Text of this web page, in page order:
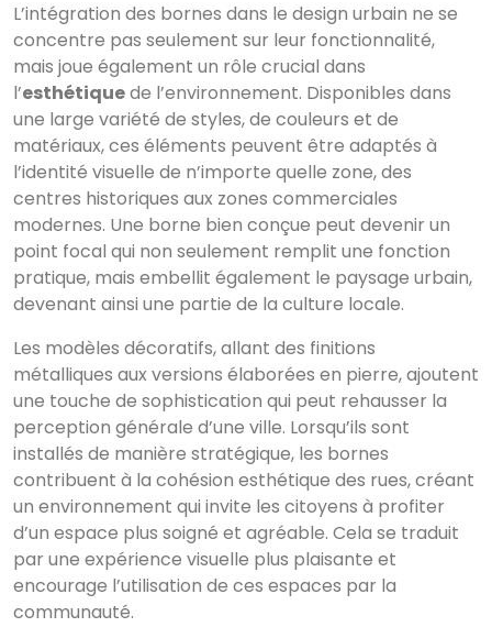
L’intégration des bornes dans le design urbain ne se
concentre pas seulement sur leur fonctionnalité,
mais joue également un rôle crucial dans
l’esthétiquede l’environnement. Disponibles dans
une large variété de styles, de couleurs et de
matériaux, ces éléments peuvent être adaptés à
l’identité visuelle de n’importe quelle zone, des
centres historiques aux zones commerciales
modernes. Une borne bien conçue peut devenir un
point focal qui non seulement remplit une fonction
pratique, mais embellit également le paysage urbain,
devenant ainsi une partie de la culture locale.
Les modèles décoratifs, allant des finitions
métalliques aux versions élaborées en pierre, ajoutent
une touche de sophistication qui peut rehausser la
perception générale d’une ville. Lorsqu’ils sont
installés de manière stratégique, les bornes
contribuent à la cohésion esthétique des rues, créant
un environnement qui invite les citoyens à profiter
d’un espace plus soigné et agréable. Cela se traduit
par une expérience visuelle plus plaisante et
encourage l’utilisation de ces espaces par la
communauté.